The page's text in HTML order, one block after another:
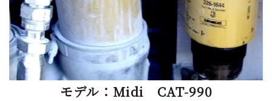
モデル：Midi CAT-990